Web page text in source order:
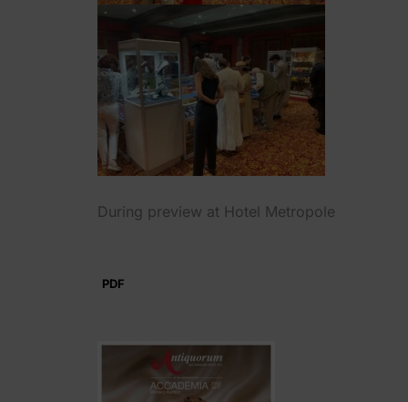
During preview at Hotel Metropole
PDF